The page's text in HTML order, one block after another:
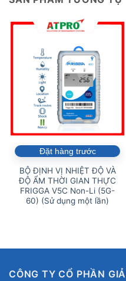
Đặt hàng trước
BỘ ĐỊNH VỊ NHIỆT ĐỘ VÀ
ĐỘ ẨM THỜI GIAN THỰC
FRIGGA V5C Non-Li (5G-
60) (Sử dụng một lần)
CÔNG TY CỔ PHẦN